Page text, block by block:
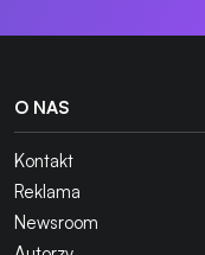
O NAS
Kontakt
Reklama
Newsroom